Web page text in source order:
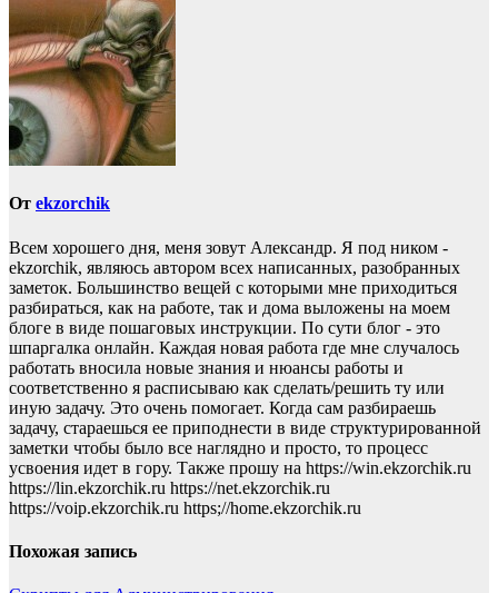
От ekzorchik
Всем хорошего дня, меня зовут Александр. Я под ником -
ekzorchik, являюсь автором всех написанных, разобранных
заметок. Большинство вещей с которыми мне приходиться
разбираться, как на работе, так и дома выложены на моем
блоге в виде пошаговых инструкции. По сути блог - это
шпаргалка онлайн. Каждая новая работа где мне случалось
работать вносила новые знания и нюансы работы и
соответственно я расписываю как сделать/решить ту или
иную задачу. Это очень помогает. Когда сам разбираешь
задачу, стараешься ее приподнести в виде структурированной
заметки чтобы было все наглядно и просто, то процесс
усвоения идет в гору. Также прошу на https://win.ekzorchik.ru
https://lin.ekzorchik.ru https://net.ekzorchik.ru
https://voip.ekzorchik.ru https;//home.ekzorchik.ru
Похожая запись